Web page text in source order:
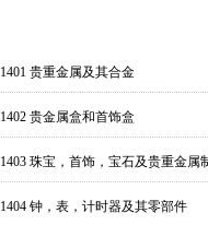
1401 贵重金属及其合金
1402 贵金属盒和首饰盒
1403 珠宝，首饰，宝石及贵重金属
1404 钟，表，计时器及其零部件